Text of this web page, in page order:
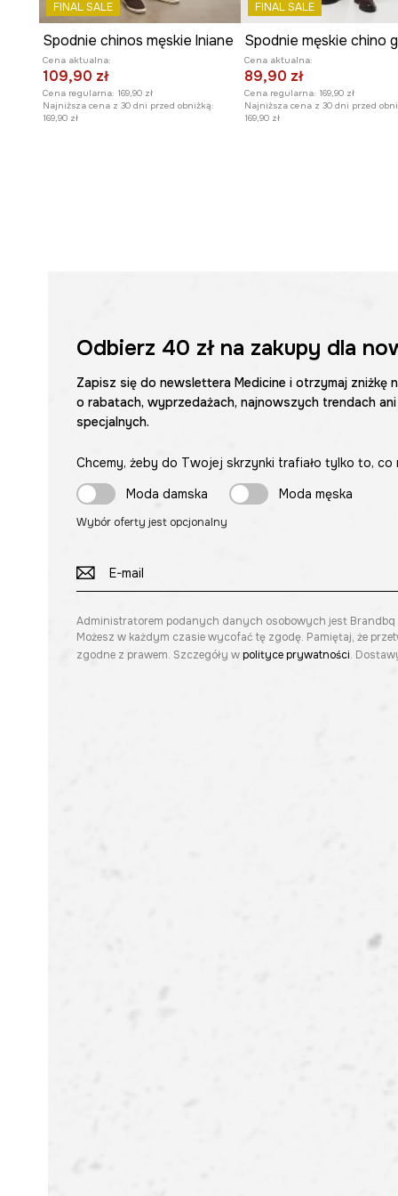
FINAL SALE
Spodnie chinos męskie lniane
Cena aktualna:
109,90 zł
Cena regularna: 169,90 zł
Najniższa cena z 30 dni przed obniżką:
169,90 zł
FINAL SALE
Spodnie męskie chino
Cena aktualna:
89,90 zł
Cena regularna: 169,90 zł
Najniższa cena z 30 dni przed
169,90 zł
Odbierz 40 złna zakupy dla
Zapisz się do newslettera Medicine i otrzymaj zniżkę
o rabatach, wyprzedażach, najnowszych trendach
specjalnych.
Chcemy, żeby do Twojej skrzynki trafiało tylko to,
Moda damska
Moda męska
Wybór oferty jest opcjonalny
Administratorem podanych danych osobowych jest Brandbq
Możesz w każdym czasie wycofać tę zgodę. Pamiętaj, że
zgodne z prawem. Szczegóły wpolityce prywatności.